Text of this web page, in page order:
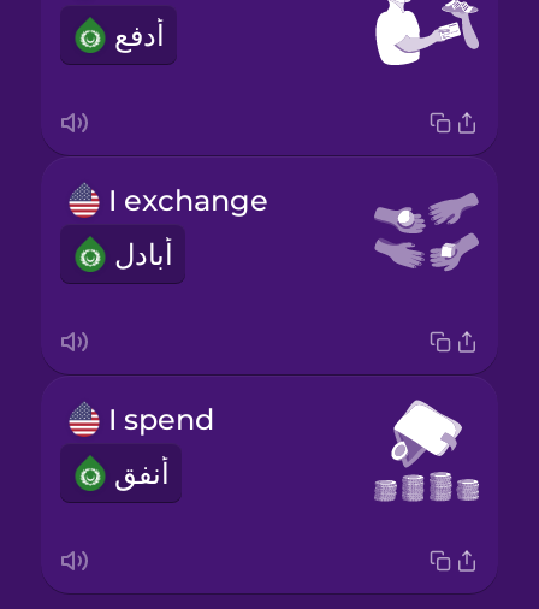
أدفع
I exchange
أبادل
I spend
أنفق